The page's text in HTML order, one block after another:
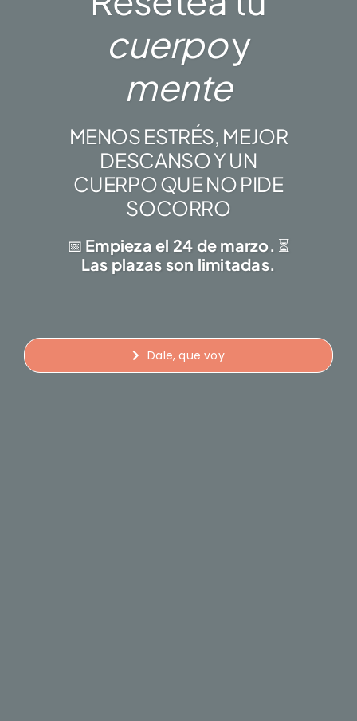
cuerpoy
mente
MENOS ESTRÉS, MEJOR
DESCANSO Y UN
CUERPO QUE NO PIDE
SOCORRO
📅 Empieza el 24 de marzo. ⏳
Las plazas son limitadas.
Dale, que voy